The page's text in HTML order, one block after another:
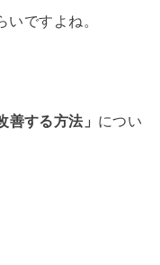
ですよね。
善する方法」 につい